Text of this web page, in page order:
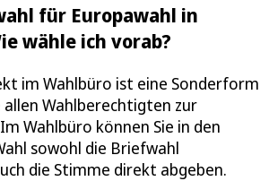
für Europawahl in
wähle ich vorab?
im Wahlbüro ist eine Sonderform
Wahlberechtigten zur
Wahlbüro können Sie in den
sowohl die Briefwahl
die Stimme direkt abgeben.